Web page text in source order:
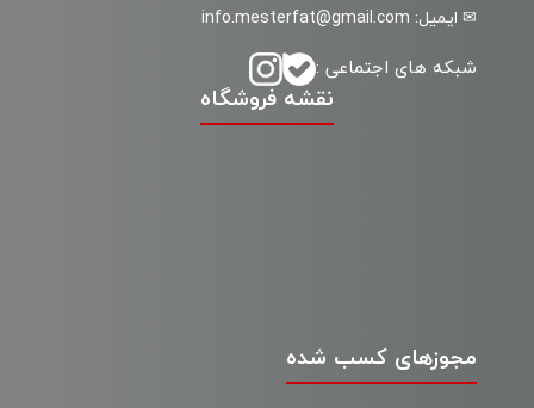
مجوزهای کسب شده
✉ ایمیل: info.mesterfat@gmail.com
شبکه های اجتماعی :
نقشه فروشگاه